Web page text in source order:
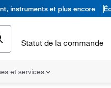
instruments et plus encore
Statut de la commande
et services